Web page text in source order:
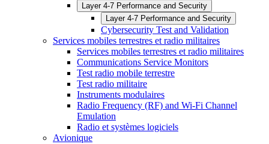
Layer 4-7 Performance and Security
Layer 4-7 Performance and Security
Cybersecurity Test and Validation
Services mobiles terrestres et radio militaires
Services mobiles terrestres et radio militaires
Communications Service Monitors
Test radio mobile terrestre
Test radio militaire
Instruments modulaires
Radio Frequency (RF) and Wi-Fi Channel
Emulation
Radio et systèmes logiciels
Avionique